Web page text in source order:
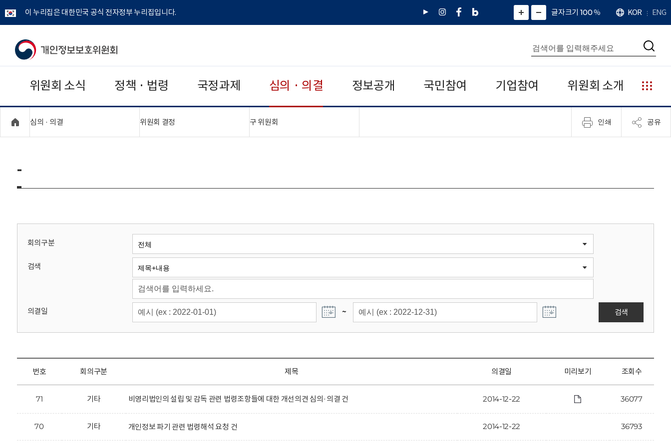
이 누리집은 대한민국 공식 전자정부 누리집입니다.
유
인
페
네
그
)
화
면
면
소
확
대
치
글자크기 100%
언
어
KOR ENG
개
보
보
위
회
통
합
검
색
검
위원회 소식 정책 · 법령 국정과제 심의 · 의결 정보공개 국민참여 기업참여 위원회 소개
누
리
집
안
심의 · 의결 위원회 결정 구 위원회 인쇄 공유
-
회의구분
검색
의결일 ~ 검색
번호 회의구분 제목 의결일 미리보기 조회수
71 기타 비영리법인의 설립 및 감독 관련 법령조항들에 대한 개선의견 심의·의결 건 2014-12-22 36077
70 기타 개인정보 파기 관련 법령해석 요청 건 2014-12-22 36793